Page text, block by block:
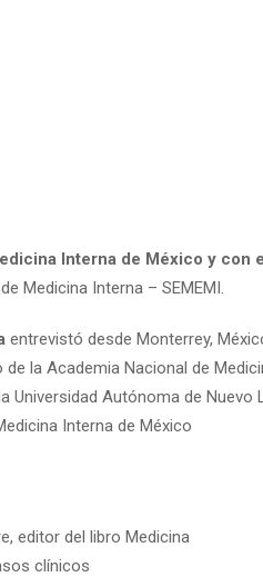
Interna de México y con
Medicina Interna – SEMEMI.
entrevistó desde Monterrey,
la Academia Nacional de
Autónoma de
Interna de México
editor del libro Medicina
clínicos